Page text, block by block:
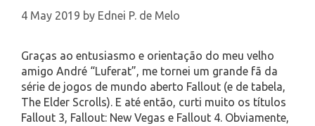
4 May 2019 by Ednei P. de Melo
Graças ao entusiasmo e orientação do meu velho
amigo André “Luferat”, me tornei um grande fã da
série de jogos de mundo aberto Fallout (e de tabela,
The Elder Scrolls). E até então, curti muito os títulos
Fallout 3, Fallout: New Vegas e Fallout 4. Obviamente,